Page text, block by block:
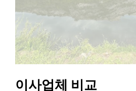
이사업체 비교